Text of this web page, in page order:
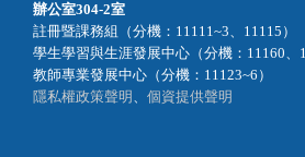
辦公室304-2室
註冊暨課務組（分機：11111~3、11115）
學生學習與生涯發展中心（分機：11160、
教師專業發展中心（分機：11123~6）
隱私權政策聲明 、 個資提供聲明